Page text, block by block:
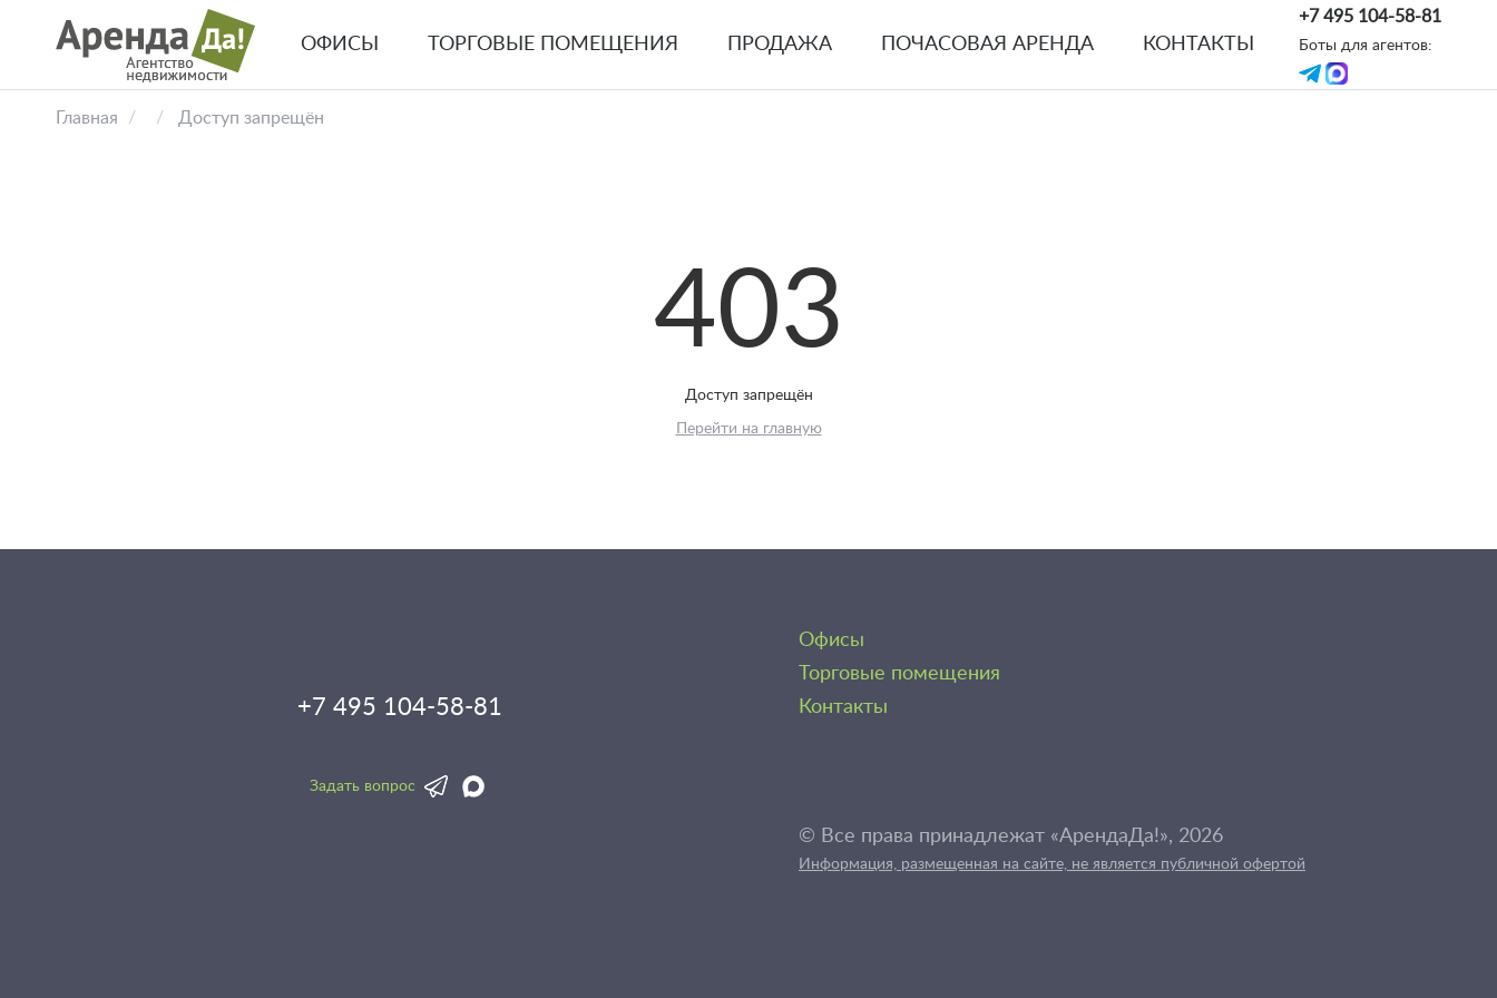
навигация
ОФИСЫ ТОРГОВЫЕ ПОМЕЩЕНИЯ ПРОДАЖА ПОЧАСОВАЯ АРЕНДА КОНТАКТЫ
+7 495 104-58-81
Боты для агентов:
Главная Доступ запрещён
403
Доступ запрещён
Перейти на главную
+7 495 104-58-81
Задать вопрос
Офисы
Торговые помещения
Контакты
© Все права принадлежат «АрендаДа!», 2026
Информация, размещенная на сайте, не является публичной офертой